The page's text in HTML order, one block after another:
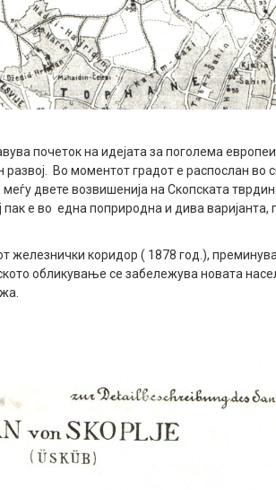
почеток на идејата за поголема
Во моментот градот е распослан во
двете возвишенија на Скопската
е во една поприродна и дива варијанта,
железнички коридор ( 1878 год.),
обликување се забележува новата